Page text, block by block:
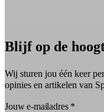
Blijf op de
Wij sturen jou één keer
opinies en artikelen van
Jouw e-mailadres *